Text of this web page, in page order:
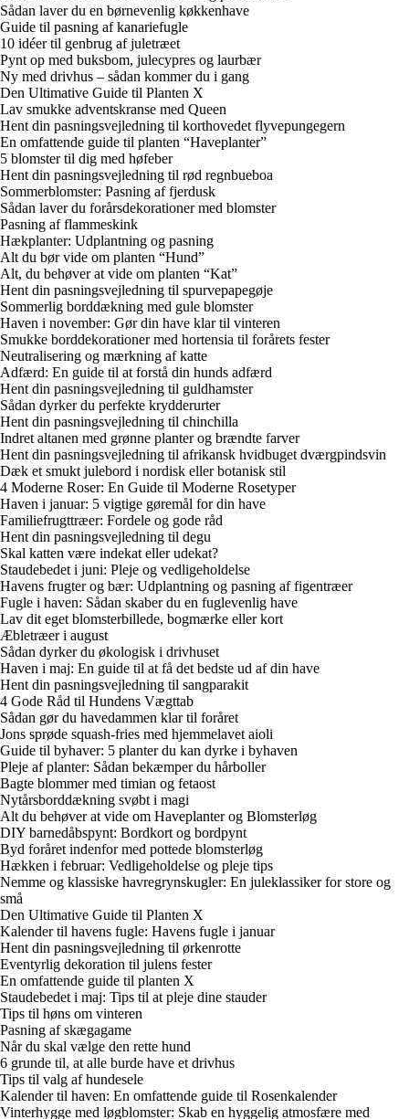
Sådan laver du en børnevenlig køkkenhave
Guide til pasning af kanariefugle
10 idéer til genbrug af juletræet
Pynt op med buksbom, julecypres og laurbær
Ny med drivhus – sådan kommer du i gang
Den Ultimative Guide til Planten X
Lav smukke adventskranse med Queen
Hent din pasningsvejledning til korthovedet flyvepungegern
En omfattende guide til planten “Haveplanter”
5 blomster til dig med høfeber
Hent din pasningsvejledning til rød regnbueboa
Sommerblomster: Pasning af fjerdusk
Sådan laver du forårsdekorationer med blomster
Pasning af flammeskink
Hækplanter: Udplantning og pasning
Alt du bør vide om planten “Hund”
Alt, du behøver at vide om planten “Kat”
Hent din pasningsvejledning til spurvepapegøje
Sommerlig borddækning med gule blomster
Haven i november: Gør din have klar til vinteren
Smukke borddekorationer med hortensia til forårets fester
Neutralisering og mærkning af katte
Adfærd: En guide til at forstå din hunds adfærd
Hent din pasningsvejledning til guldhamster
Sådan dyrker du perfekte krydderurter
Hent din pasningsvejledning til chinchilla
Indret altanen med grønne planter og brændte farver
Hent din pasningsvejledning til afrikansk hvidbuget dværgpindsvin
Dæk et smukt julebord i nordisk eller botanisk stil
4 Moderne Roser: En Guide til Moderne Rosetyper
Haven i januar: 5 vigtige gøremål for din have
Familiefrugttræer: Fordele og gode råd
Hent din pasningsvejledning til degu
Skal katten være indekat eller udekat?
Staudebedet i juni: Pleje og vedligeholdelse
Havens frugter og bær: Udplantning og pasning af figentræer
Fugle i haven: Sådan skaber du en fuglevenlig have
Lav dit eget blomsterbillede, bogmærke eller kort
Æbletræer i august
Sådan dyrker du økologisk i drivhuset
Haven i maj: En guide til at få det bedste ud af din have
Hent din pasningsvejledning til sangparakit
4 Gode Råd til Hundens Vægttab
Sådan gør du havedammen klar til foråret
Jons sprøde squash-fries med hjemmelavet aioli
Guide til byhaver: 5 planter du kan dyrke i byhaven
Pleje af planter: Sådan bekæmper du hårboller
Bagte blommer med timian og fetaost
Nytårsborddækning svøbt i magi
Alt du behøver at vide om Haveplanter og Blomsterløg
DIY barnedåbspynt: Bordkort og bordpynt
Byd foråret indenfor med pottede blomsterløg
Hækken i februar: Vedligeholdelse og pleje tips
Nemme og klassiske havregrynskugler: En juleklassiker for store og
små
Den Ultimative Guide til Planten X
Kalender til havens fugle: Havens fugle i januar
Hent din pasningsvejledning til ørkenrotte
Eventyrlig dekoration til julens fester
En omfattende guide til planten X
Staudebedet i maj: Tips til at pleje dine stauder
Tips til høns om vinteren
Pasning af skægagame
Når du skal vælge den rette hund
6 grunde til, at alle burde have et drivhus
Tips til valg af hundesele
Kalender til haven: En omfattende guide til Rosenkalender
Vinterhygge med løgblomster: Skab en hyggelig atmosfære med